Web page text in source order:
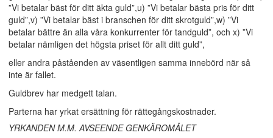
”Vi betalar bäst för ditt äkta guld”,u) ”Vi betalar bästa pris för ditt
guld”,v) ”Vi betalar bäst i branschen för ditt skrotguld”,w) ”Vi
betalar bättre än alla våra konkurrenter för tandguld”, och x) ”Vi
betalar nämligen det högsta priset för allt ditt guld”,
eller andra påståenden av väsentligen samma innebörd när så
inte är fallet.
Guldbrev har medgett talan.
Parterna har yrkat ersättning för rättegångskostnader.
YRKANDEN M.M. AVSEENDE GENKÄROMÅLET